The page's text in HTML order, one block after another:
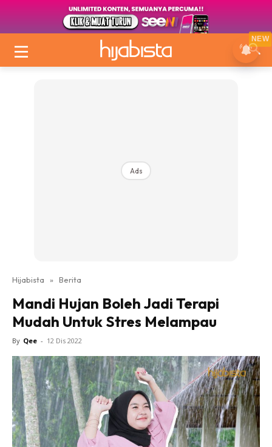
Ads
Hijabista » Berita
Mandi Hujan Boleh Jadi Terapi
Mudah Untuk Stres Melampau
By Qee - 12 Dis 2022
NEW